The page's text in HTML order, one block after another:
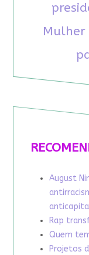
August
Rap
Quem
Projetos